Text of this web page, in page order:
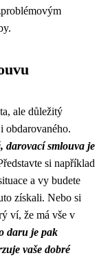
ale důležitý
obdarovaného.
darovací smlouva je
si například
a vy budete
získali. Nebo si
ví, že má vše v
daru je pak
vaše dobré